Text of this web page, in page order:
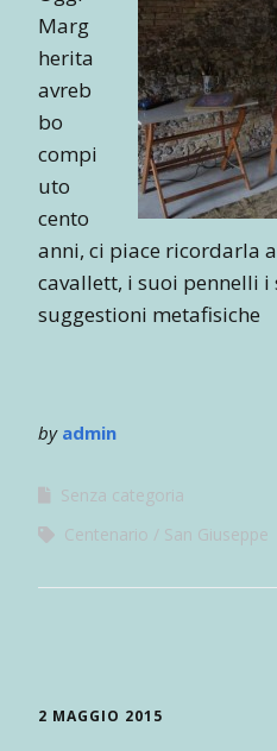
Marg
herita
avreb
bo
compi
uto
cento
anni, ci piace ricordarla
cavallett, i suoi pennelli
suggestioni metafisiche
by admin
Senza categoria
Centenario
San Giuseppe
2 MAGGIO 2015